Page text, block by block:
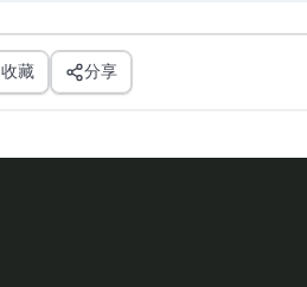
收藏 分享